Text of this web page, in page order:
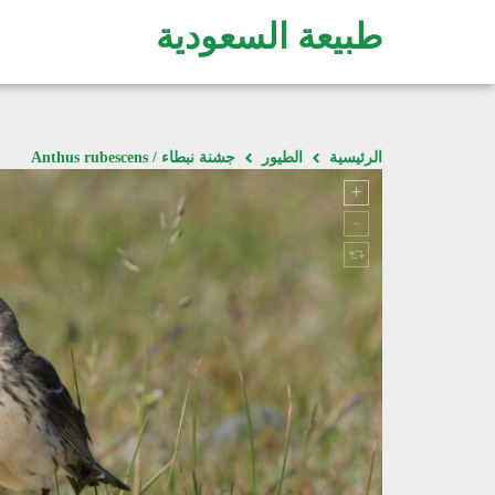
طبيعة السعودية
الرئيسية الطيور جشنة نبطاء / Anthus rubescens